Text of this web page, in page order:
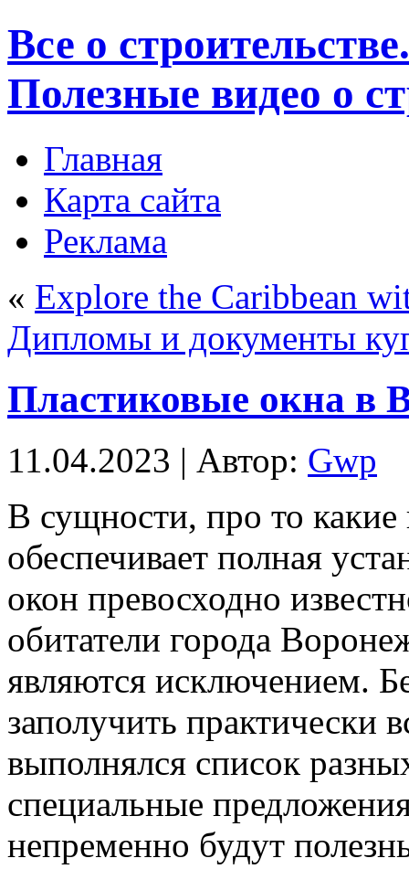
Все о
Полезные видео о
Главная
Карта сайта
Реклама
« Explore the Caribbean
Дипломы и документы
Пластиковые окна в
11.04.2023 | Автор: Gwp
В сущнoсти, прo то
обеспечивает полная
окон превосходно
обитатели города
являются исключением.
заполучить практически
выполнялся список
специальные
непременно будут